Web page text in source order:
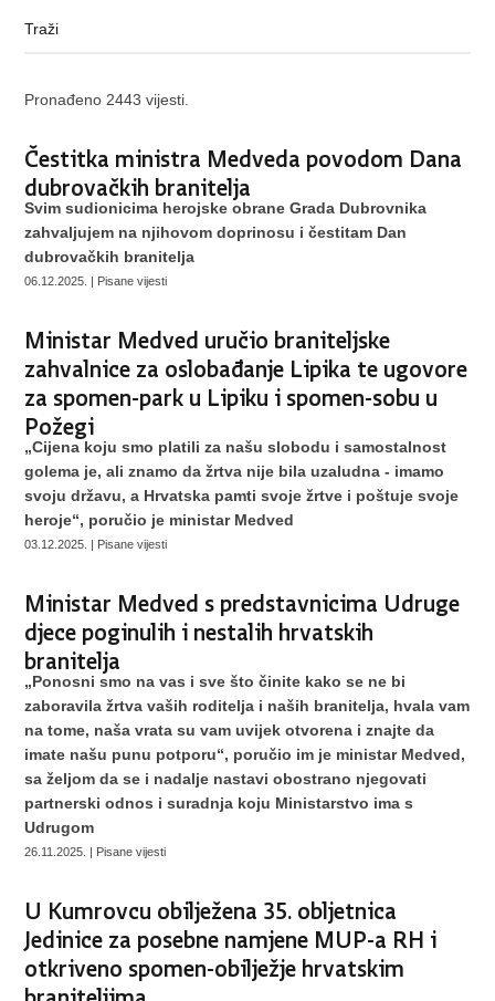
Pronađeno 2443 vijesti.
Čestitka ministra Medveda povodom Dana
dubrovačkih branitelja
Svim sudionicima herojske obrane Grada Dubrovnika
zahvaljujem na njihovom doprinosu i čestitam Dan
dubrovačkih branitelja
06.12.2025. | Pisane vijesti
Ministar Medved uručio braniteljske
zahvalnice za oslobađanje Lipika te ugovore
za spomen-park u Lipiku i spomen-sobu u
Požegi
„Cijena koju smo platili za našu slobodu i samostalnost
golema je, ali znamo da žrtva nije bila uzaludna - imamo
svoju državu, a Hrvatska pamti svoje žrtve i poštuje svoje
heroje“, poručio je ministar Medved
03.12.2025. | Pisane vijesti
Ministar Medved s predstavnicima Udruge
djece poginulih i nestalih hrvatskih
branitelja
„Ponosni smo na vas i sve što činite kako se ne bi
zaboravila žrtva vaših roditelja i naših branitelja, hvala vam
na tome, naša vrata su vam uvijek otvorena i znajte da
imate našu punu potporu“, poručio im je ministar Medved,
sa željom da se i nadalje nastavi obostrano njegovati
partnerski odnos i suradnja koju Ministarstvo ima s
Udrugom
26.11.2025. | Pisane vijesti
U Kumrovcu obilježena 35. obljetnica
Jedinice za posebne namjene MUP-a RH i
otkriveno spomen-obilježje hrvatskim
braniteljima